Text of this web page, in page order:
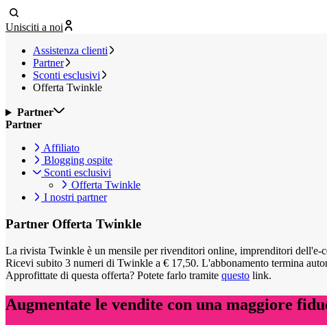
Unisciti a noi
Assistenza clienti
Partner
Sconti esclusivi
Offerta Twinkle
Partner
Partner
Affiliato
Blogging ospite
Sconti esclusivi
Offerta Twinkle
I nostri partner
Partner Offerta Twinkle
La rivista Twinkle è un mensile per rivenditori online, imprenditori dell'e-
Ricevi subito 3 numeri di Twinkle a € 17,50. L'abbonamento termina
Approfittate di questa offerta? Potete farlo tramite questo link.
Augmentate le vendite con una maggiore